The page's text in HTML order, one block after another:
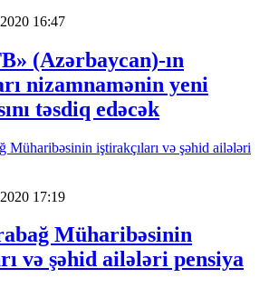
16:47
(Azərbaycan)-ın
nizamnamənin yeni
təsdiq edəcək
17:19
Müharibəsinin
və şəhid ailələri pensiya